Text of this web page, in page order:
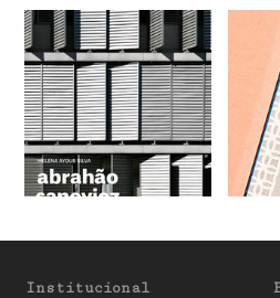
Institucional